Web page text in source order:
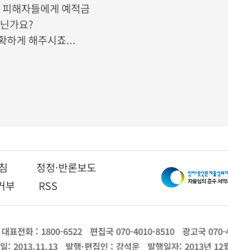
해자들에게 예적금
가요?
하게 해주시죠...
방침 정정·반론보도
부 RSS
대표전화 : 1800-6522 편집국 070-4010-8510
광고국
: 2013.11.13 발행·편집인 : 강석운 발행일자: 2013년 12